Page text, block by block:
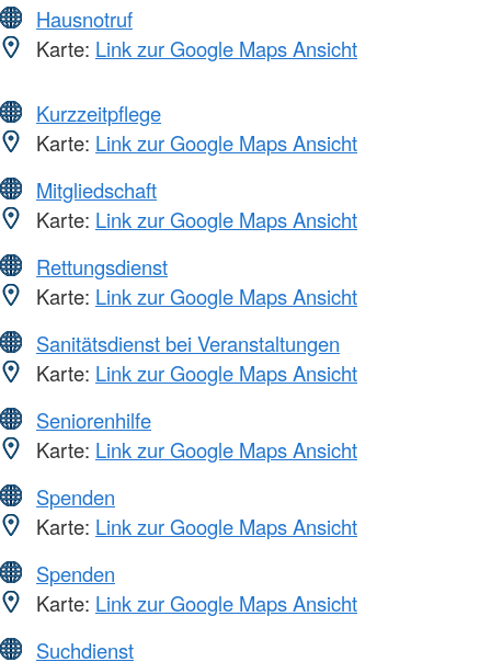
Hausnotruf
Karte: Link zur Google Maps Ansicht
Kurzzeitpflege
Karte: Link zur Google Maps Ansicht
Mitgliedschaft
Karte: Link zur Google Maps Ansicht
Rettungsdienst
Karte: Link zur Google Maps Ansicht
Sanitätsdienst bei Veranstaltungen
Karte: Link zur Google Maps Ansicht
Seniorenhilfe
Karte: Link zur Google Maps Ansicht
Spenden
Karte: Link zur Google Maps Ansicht
Spenden
Karte: Link zur Google Maps Ansicht
Suchdienst